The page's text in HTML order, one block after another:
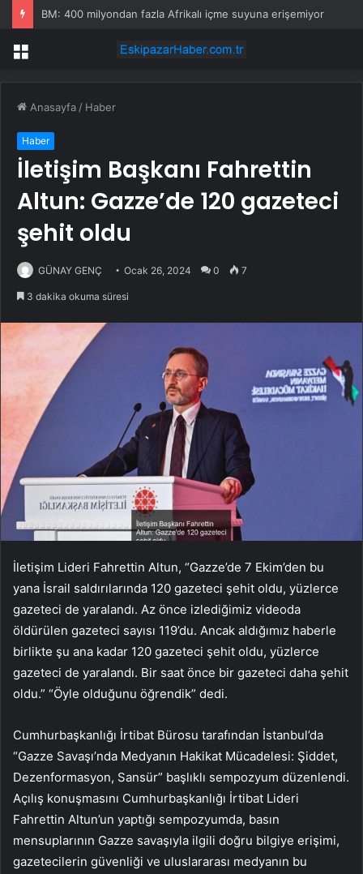
BM: 400 milyondan fazla Afrikalı içme suyuna erişemiyor
Menü
Anasayfa / Haber
Haber
İletişim Başkanı Fahrettin
Altun: Gazze’de 120 gazeteci
şehit oldu
GÜNAY GENÇ Ocak 26, 2024 0 7
3 dakika okuma süresi
İletişim Lideri Fahrettin Altun, “Gazze’de 7 Ekim’den bu
yana İsrail saldırılarında 120 gazeteci şehit oldu, yüzlerce
gazeteci de yaralandı. Az önce izlediğimiz videoda
öldürülen gazeteci sayısı 119’du. Ancak aldığımız haberle
birlikte şu ana kadar 120 gazeteci şehit oldu, yüzlerce
gazeteci de yaralandı. Bir saat önce bir gazeteci daha şehit
oldu.” “Öyle olduğunu öğrendik” dedi.
Cumhurbaşkanlığı İrtibat Bürosu tarafından İstanbul’da
“Gazze Savaşı’nda Medyanın Hakikat Mücadelesi: Şiddet,
Dezenformasyon, Sansür” başlıklı sempozyum düzenlendi.
Açılış konuşmasını Cumhurbaşkanlığı İrtibat Lideri
Fahrettin Altun’un yaptığı sempozyumda, basın
mensuplarının Gazze savaşıyla ilgili doğru bilgiye erişimi,
gazetecilerin güvenliği ve uluslararası medyanın bu